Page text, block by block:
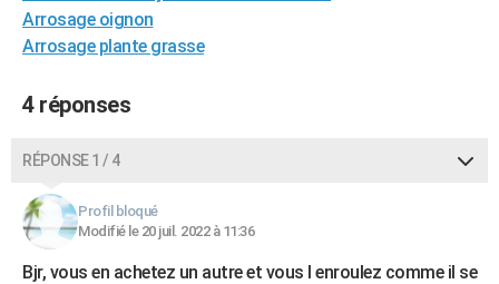
Carte de Noël
Carte Bonne année
Carte Saint-Valentin
Carte Pâques
Carte d'anniversaire
DICTIONNAIRE
Dictionnaire
Biographies
Citations
Expressions
Proverbes
PROGRAMME TV
COPAINS D'AVANT
AVIS DE DÉCÈS
FORUM
Bricolage
Lifestyle
Culture
Sport
Auto
Television
Voyage
Cinema
Arrosage oignon
Arrosage plante grasse
4 réponses
RÉPONSE 1 / 4
Profil bloqué
Modifié le 20 juil. 2022 à 11:36
Bjr, vous en achetez un autre et vous l enroulez comme il se